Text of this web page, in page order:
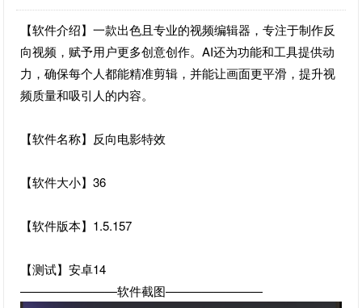
【软件介绍】一款出色且专业的视频编辑器，专注于制作反
向视频，赋予用户更多创意创作。AI还为功能和工具提供动
力，确保每个人都能精准剪辑，并能让画面更平滑，提升视
频质量和吸引人的内容。
【软件名称】反向电影特效
【软件大小】36
【软件版本】1.5.157
【测试】安卓14
————————软件截图————————